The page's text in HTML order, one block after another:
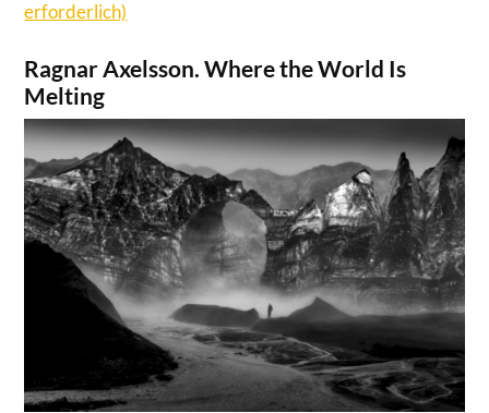
erforderlich)
Ragnar Axelsson. Where the World Is
Melting